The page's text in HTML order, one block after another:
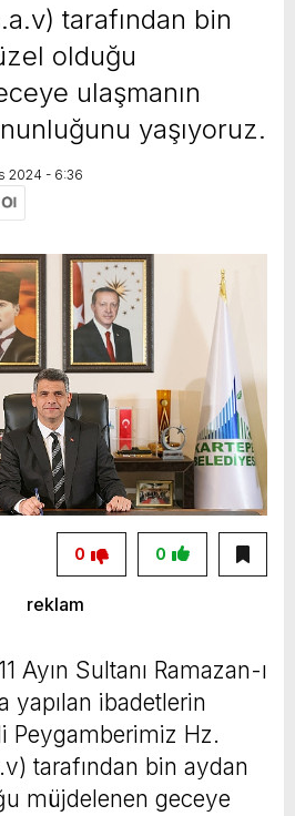
tarafından bin
olduğu
ulaşmanın
yaşıyoruz.
2024 - 6:36
0
0
Ayın Sultanı Ramazan-ı
yapılan ibadetlerin
Peygamberimiz Hz.
tarafından bin aydan
müjdelenen geceye